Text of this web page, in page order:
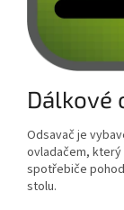
Dálkové
Odsavač je
ovladačem, který
spotřebiče
stolu.